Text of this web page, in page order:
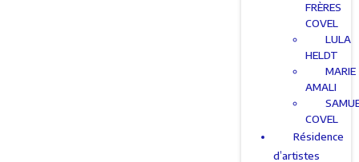
FRÈRES
COVEL
LULA
HELDT
MARIE
AMALI
COVEL
Résidence
d’artistes